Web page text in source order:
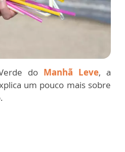
do Manhã Leve, a
um pouco mais sobre